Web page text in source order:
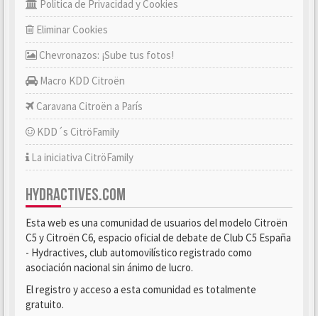
Política de Privacidad y Cookies
Eliminar Cookies
Chevronazos: ¡Sube tus fotos!
Macro KDD Citroën
Caravana Citroën a París
KDD´s CitröFamily
La iniciativa CitröFamily
HYDRACTIVES.COM
Esta web es una comunidad de usuarios del modelo Citroën
C5 y Citroën C6, espacio oficial de debate de Club C5 España
- Hydractives, club automovilístico registrado como
asociación nacional sin ánimo de lucro.
El registro y acceso a esta comunidad es totalmente
gratuito.